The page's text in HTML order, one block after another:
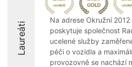
Laureáti
Na adrese Okružní
poskytuje společnost
ucelené služby
péči o vozidla a
provozovně se nachází